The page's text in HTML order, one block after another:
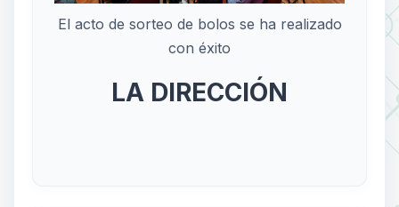
El acto de sorteo de bolos se ha realizado
con éxito
LA DIRECCIÓN